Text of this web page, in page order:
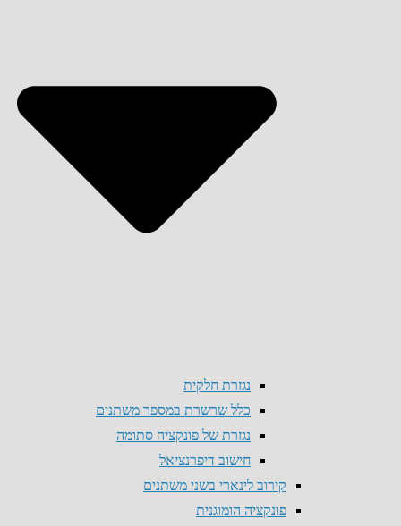
נגזרת חלקית
כלל שרשרת במספר משתנים
נגזרת של פונקציה סתומה
חישוב דיפרנציאל
קירוב לינארי בשני משתנים
פונקציה הומוגנית